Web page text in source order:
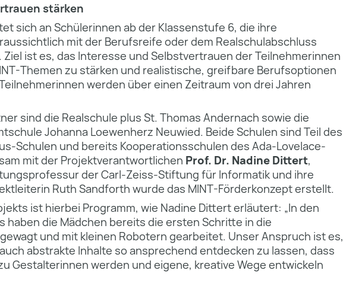
stärken
sich an Schülerinnen ab der Klassenstufe 6, die ihre
mit der Berufsreife oder dem Realschulab­schluss
ist es, das Interesse und Selbstvertrauen der Teilnehmerinnen
Themen zu stärken und realistische, greifbare Berufsoptionen
werden über einen Zeitraum von drei Jahren
sind die Realschule plus St. Thomas Andernach sowie die
Johanna Loewenherz Neuwied. Beide Schulen sind Teil des
Schulen und bereits Kooperationsschulen des Ada-Lovelace-
mit der Projektverantwortlichen Prof. Dr. Nadine Dittert,
der Carl-Zeiss-Stiftung für Informatik und ihre
Ruth Sand­forth wurde das MINT-Förderkonzept erstellt.
ist hierbei Programm, wie Nadine Dittert erläutert: „In den
haben die Mädchen bereits die ersten Schritte in die
und mit kleinen Robotern gearbeitet. Unser Anspruch ist es,
abstrakte Inhalte so ansprechend entdecken zu lassen, dass
Gestalterinnen werden und eigene, kreative Wege entwickeln